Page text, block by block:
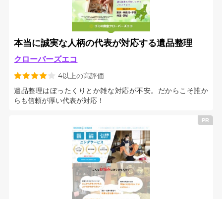
本当に誠実な人柄の代表が対応する遺品整理
クローバーズエコ
4以上の高評価
遺品整理はぼったくりとか雑な対応が不安。だからこそ誰か
らも信頼が厚い代表が対応！